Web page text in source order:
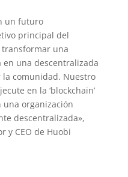
un futuro
principal del
transformar una
una descentralizada
comunidad. Nuestro
en la ‘blockchain’
una organización
descentralizada»,
y CEO de Huobi